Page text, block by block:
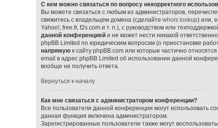
С кем можно связаться по вопросу некорректного
Вы можете связаться с любым из администраторов,
свяжитесь с владельцем домена (сделайте whois lookup) или,
Yahoo!, free.fr, f2s.com и т. п.), с руководством или
данной конференциейи не может нести никакой
phpBB Limited по юридическим вопросам (о приостановке
напрямуюк сайту phpBB.com или которые частично
email в адрес phpBB Limited об использовании данной
вообще не получить ответа.
Вернуться к началу
Как мне связаться с администратором конференции?
Все пользователи данной конференции могут использовать
данная функция включена администратором.
Зарегистрированные пользователи также могут